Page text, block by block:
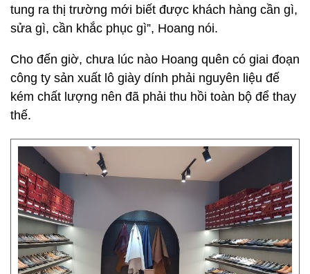
tung ra thị trường mới biết được khách hàng cần gì,
sửa gì, cần khắc phục gì”, Hoang nói.
Cho đến giờ, chưa lúc nào Hoang quên có giai đoạn
công ty sản xuất lô giày dính phải nguyên liệu đế
kém chất lượng nên đã phải thu hồi toàn bộ để thay
thế.